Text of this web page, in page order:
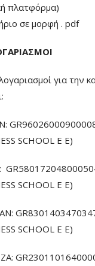
πλατφόρμα)
σε μορφή . pdf
για την
SCHOOL E E)
SCHOOL E E)
SCHOOL E E)